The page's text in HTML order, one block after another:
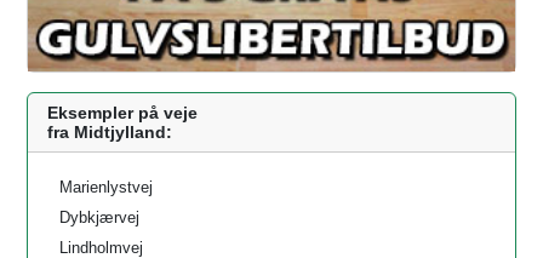
Eksempler på veje
fra Midtjylland:
Marienlystvej
Dybkjærvej
Lindholmvej